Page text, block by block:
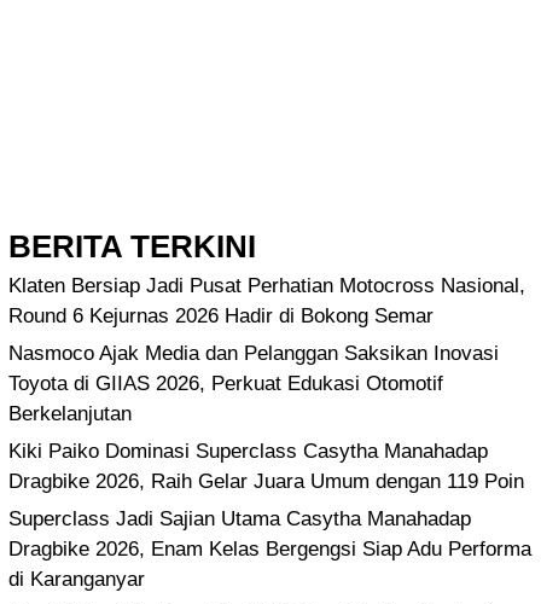
BERITA TERKINI
Klaten Bersiap Jadi Pusat Perhatian Motocross Nasional,
Round 6 Kejurnas 2026 Hadir di Bokong Semar
Nasmoco Ajak Media dan Pelanggan Saksikan Inovasi
Toyota di GIIAS 2026, Perkuat Edukasi Otomotif
Berkelanjutan
Kiki Paiko Dominasi Superclass Casytha Manahadap
Dragbike 2026, Raih Gelar Juara Umum dengan 119 Poin
Superclass Jadi Sajian Utama Casytha Manahadap
Dragbike 2026, Enam Kelas Bergengsi Siap Adu Performa
di Karanganyar